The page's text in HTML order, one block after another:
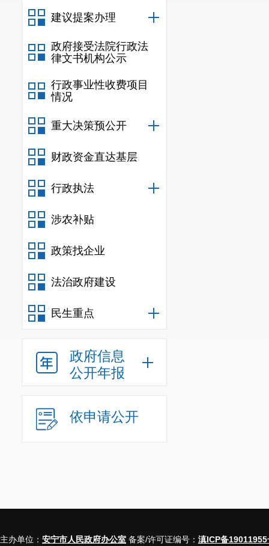
建议提案办理
政府接受法院行政法
律文书机构公示
行政事业性收费项目
情况
重大决策预公开
财政资金直达基层
行政执法
涉农补贴
政策找企业
法治政府建设
民生重点
政府信息
公开年报
依申请公开
主办单位： 安宁市人民政府办公室 备案/许可证编号： 滇ICP备